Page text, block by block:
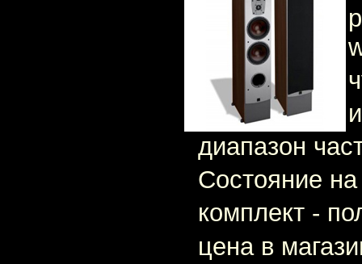
диапазон
Состояние
комплект -
цена в